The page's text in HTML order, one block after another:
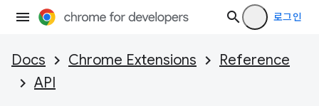
로그인
Docs Chrome Extensions
Reference
API